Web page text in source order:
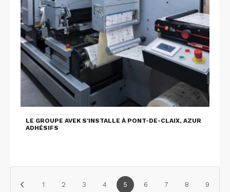
LE GROUPE AVEK S'INSTALLE À PONT-DE-CLAIX, AZUR
ADHÉSIFS
1 2 3 4 5 6 7 8 9